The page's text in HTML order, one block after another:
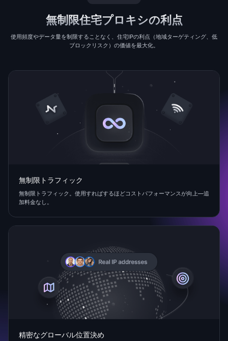
無制限住宅プロキシの利点
使用頻度やデータ量を制限することなく、住宅IPの利点（地域ターゲティング、低
ブロックリスク）の価値を最大化。
無制限トラフィック
無制限トラフィック。使用すればするほどコストパフォーマンスが向上—追
加料金なし。
精密なグローバル位置決め